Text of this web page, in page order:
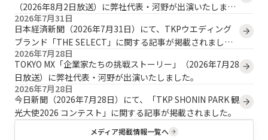
（2026年8月2日放送）に弊社代表・河野が出演いたしまし
た。
2026年7月31日
日本経済新聞（2026年7月31日）にて、TKPウエディング
ブランド「THE SELECT」に関する記事が掲載されまし
た。
2026年7月28日
TOKYO MX「企業家たちの挑戦ストーリー」（2026年7月28
日放送）に弊社代表・河野が出演いたしました。
2026年7月28日
今日新聞（2026年7月28日）にて、「TKP SHONIN PARK 観
光大使2026 コンテスト」に関する記事が掲載されました。
メディア掲載情報一覧へ